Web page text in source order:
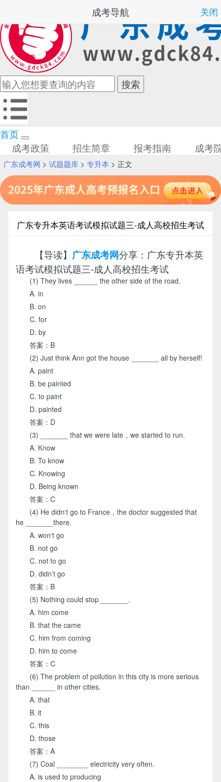
首页
成考政策
招生简章 报考指南 成考
广东成考网 > 试题题库> 专升本 > 正文
广东专升本英语考试模拟试题三-成人高校招生考试
【导读】 广东成考网分享：广东专升本英
语考试模拟试题三-成人高校招生考试
(1) They lives ______ the other side of the road.
A. in
B. on
C. for
D. by
答案：B
(2) Just think Ann got the house _______ all by herself!
A. paint
B. be painted
C. to paint
D. painted
答案：D
(3) _______ that we were late，we started to run.
A. Know
B. To know
C. Knowing
D. Being known
答案：C
(4) He didn‘t go to France，the doctor suggested that
he _______there.
A. won‘t go
B. not go
C. not to go
D. didn’t go
答案：B
(5) Nothing could stop _______.
A. him come
B. that the came
C. him from coming
D. him to come
答案：C
(6) The problem of pollution in this city is more serious
than ______ in other cities.
A. that
B. it
C. this
D. those
答案：A
(7) Coal ________ electricity very often.
A. is used to producing
成考导航 关闭